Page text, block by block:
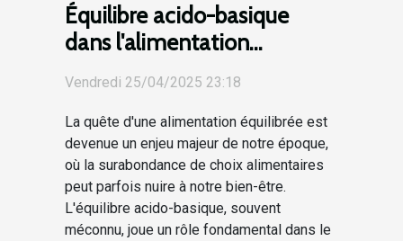
Équilibre acido-basique
dans l'alimentation
harmonieuse
Vendredi 25/04/2025 23:18
La quête d'une alimentation équilibrée est
devenue un enjeu majeur de notre époque,
où la surabondance de choix alimentaires
peut parfois nuire à notre bien-être.
L'équilibre acido-basique, souvent
méconnu, joue un rôle fondamental dans le